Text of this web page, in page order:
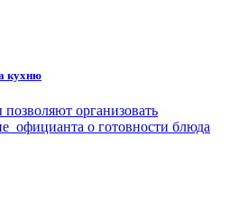
кухню
организовать
официанта о готовности блюда